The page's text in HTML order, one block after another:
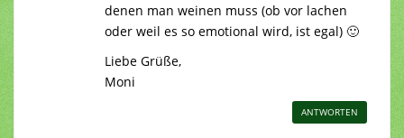
denen man weinen muss (ob vor lachen
oder weil es so emotional wird, ist egal) 🙂
Liebe Grüße,
Moni
ANTWORTEN